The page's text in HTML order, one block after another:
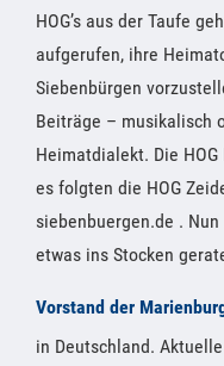
HOG’s aus der Taufe
aufgerufen, ihre
Siebenbürgen
Beiträge – musikalisch
Heimatdialekt. Die
es folgten die HOG
siebenbuergen.de .
etwas ins Stocken
Vorstand der
in Deutschland.